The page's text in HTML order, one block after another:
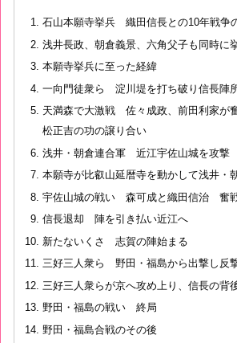
石山本願寺挙兵 織田信長との10年戦争
浅井長政、朝倉義景、六角父子も同時に
本願寺挙兵に至った経緯
一向門徒衆ら 淀川堤を打ち破り信長陣
天満森で大激戦 佐々成政、前田利家が
松正吉の功の譲り合い
浅井・朝倉連合軍 近江宇佐山城を攻撃
本願寺が比叡山延暦寺を動かして浅井・
宇佐山城の戦い 森可成と織田信治 奮
信長退却 陣を引き払い近江へ
新たないくさ 志賀の陣始まる
三好三人衆ら 野田・福島から出撃し反
三好三人衆らが京へ攻め上り、信長の背
野田・福島の戦い 終局
野田・福島合戦のその後